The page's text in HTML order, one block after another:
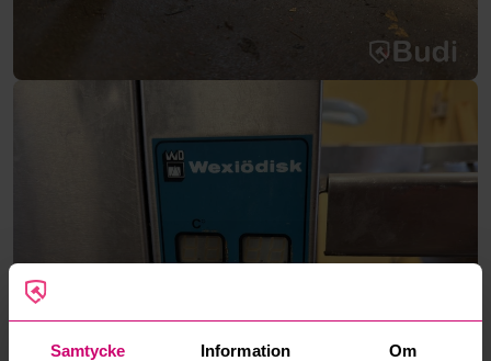
Samtycke Information Om